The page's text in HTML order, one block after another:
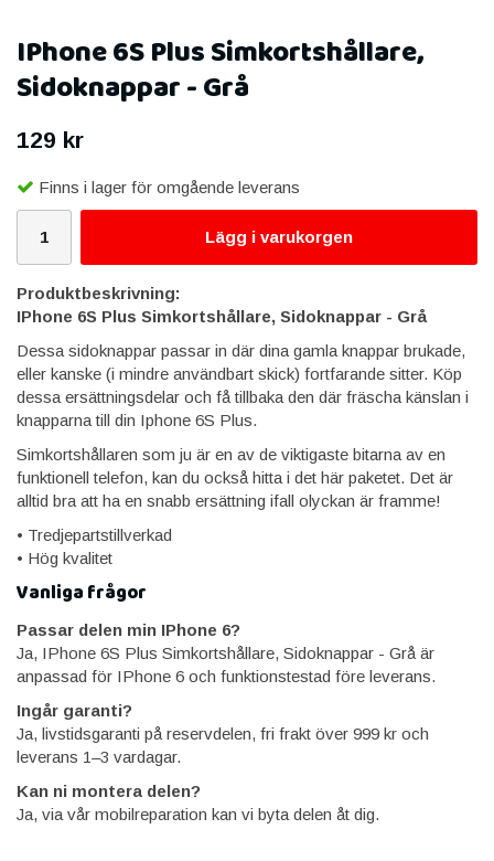
IPhone 6S Plus Simkortshållare,
Sidoknappar - Grå
129 kr
Finns i lager för omgående leverans
Lägg i varukorgen
Produktbeskrivning:
IPhone 6S Plus Simkortshållare, Sidoknappar - Grå
Dessa sidoknappar passar in där dina gamla knappar brukade,
eller kanske (i mindre användbart skick) fortfarande sitter. Köp
dessa ersättningsdelar och få tillbaka den där fräscha känslan i
knapparna till din Iphone 6S Plus.
Simkortshållaren som ju är en av de viktigaste bitarna av en
funktionell telefon, kan du också hitta i det här paketet. Det är
alltid bra att ha en snabb ersättning ifall olyckan är framme!
• Tredjepartstillverkad
• Hög kvalitet
Vanliga frågor
Passar delen min IPhone 6?
Ja, IPhone 6S Plus Simkortshållare, Sidoknappar - Grå är
anpassad för IPhone 6 och funktionstestad före leverans.
Ingår garanti?
Ja, livstidsgaranti på reservdelen, fri frakt över 999 kr och
leverans 1–3 vardagar.
Kan ni montera delen?
Ja, via vår mobilreparation kan vi byta delen åt dig.